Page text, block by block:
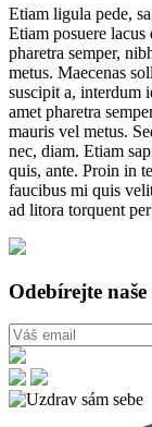
Etiam ligula pede,
Etiam posuere
pharetra semper,
metus. Maecenas
suscipit a, interdum
amet pharetra
mauris vel metus.
nec, diam. Etiam
quis, ante. Proin in
faucibus mi quis
ad litora torquent
Odebírejte